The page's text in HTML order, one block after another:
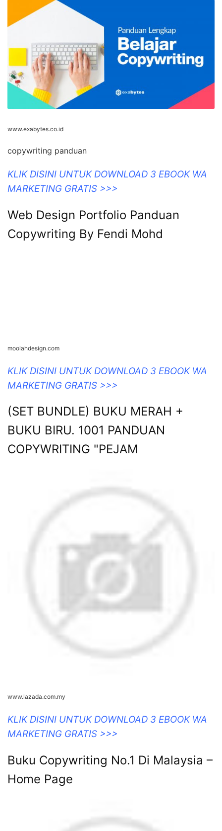
www.exabytes.co.id
copywriting panduan
KLIK DISINI UNTUK DOWNLOAD 3 EBOOK WA
MARKETING GRATIS >>>
Web Design Portfolio Panduan
Copywriting By Fendi Mohd
moolahdesign.com
KLIK DISINI UNTUK DOWNLOAD 3 EBOOK WA
MARKETING GRATIS >>>
(SET BUNDLE) BUKU MERAH +
BUKU BIRU. 1001 PANDUAN
COPYWRITING "PEJAM
www.lazada.com.my
KLIK DISINI UNTUK DOWNLOAD 3 EBOOK WA
MARKETING GRATIS >>>
Buku Copywriting No.1 Di Malaysia –
Home Page